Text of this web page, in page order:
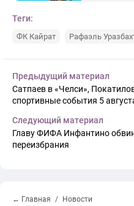
Теги:
ФК Кайрат Рафаэль
Предыдущий материал
Сатпаев в «Челси»,
спортивные события 5
Следующий материал
Главу ФИФА Инфантино
переизбрания
← Главная Новости